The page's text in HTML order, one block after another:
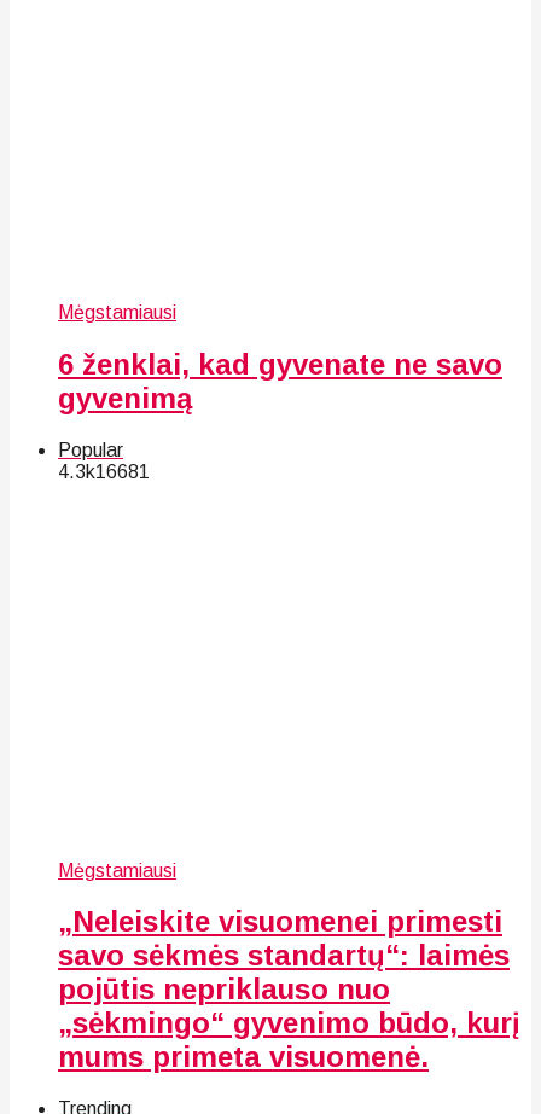
Mėgstamiausi
6 ženklai, kad gyvenate ne savo
gyvenimą
Popular
4.3k16681
Mėgstamiausi
„Neleiskite visuomenei primesti
savo sėkmės standartų“: laimės
pojūtis nepriklauso nuo
„sėkmingo“ gyvenimo būdo, kurį
mums primeta visuomenė.
Trending